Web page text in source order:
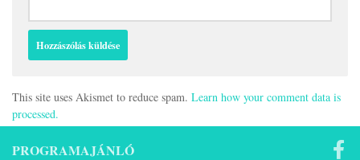
This site uses Akismet to reduce spam. Learn how your comment data is
processed.
PROGRAMAJÁNLÓ